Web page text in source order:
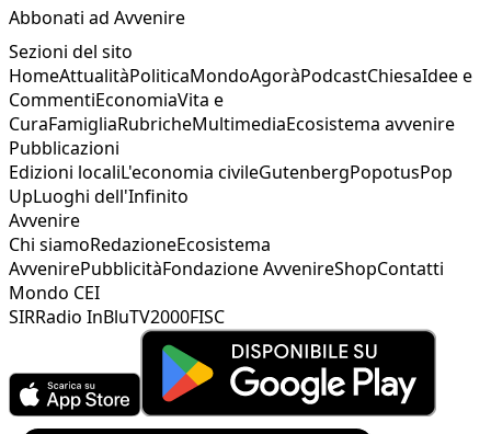
Abbonati ad Avvenire
Sezioni del sito
HomeAttualitàPoliticaMondoAgoràPodcastChiesaIdee e
CommentiEconomiaVita e
CuraFamigliaRubricheMultimediaEcosistema avvenire
Pubblicazioni
Edizioni localiL'economia civileGutenbergPopotusPop
UpLuoghi dell'Infinito
Avvenire
Chi siamoRedazioneEcosistema
AvvenirePubblicitàFondazione AvvenireShopContatti
Mondo CEI
SIRRadio InBluTV2000FISC